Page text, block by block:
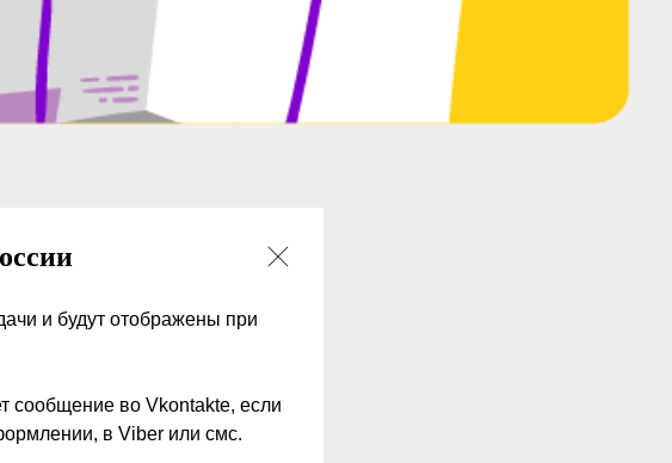
и будут отображены при
сообщение во Vkontakte, если
в Viber или смс.